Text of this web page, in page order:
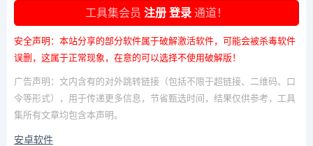
工具集会员 注册 登录 通道！
安全声明：本站分享的部分软件属于破解激活软件，可能会被杀毒软件
误删，这属于正常现象，在意的可以选择不使用破解版！
广告声明：文内含有的对外跳转链接（包括不限于超链接、二维码、口
令等形式），用于传递更多信息，节省甄选时间，结果仅供参考，工具
集所有文章均包含本声明。
安卓软件